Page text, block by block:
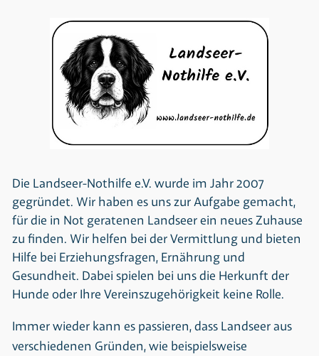
Die Landseer-Nothilfe e.V. wurde im Jahr 2007
gegründet. Wir haben es uns zur Aufgabe gemacht,
für die in Not geratenen Landseer ein neues Zuhause
zu finden. Wir helfen bei der Vermittlung und bieten
Hilfe bei Erziehungsfragen, Ernährung und
Gesundheit. Dabei spielen bei uns die Herkunft der
Hunde oder Ihre Vereinszugehörigkeit keine Rolle.
Immer wieder kann es passieren, dass Landseer aus
verschiedenen Gründen, wie beispielsweise